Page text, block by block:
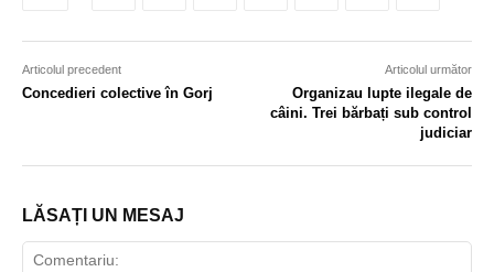
Articolul precedent
Concedieri colective în Gorj
Articolul următor
Organizau lupte ilegale de
câini. Trei bărbați sub control
judiciar
LĂSAȚI UN MESAJ